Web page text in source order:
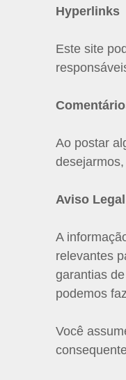
Hyperlinks
Este site
Ao postar
Aviso Legal
A
relevantes
garantias
podemos
Você